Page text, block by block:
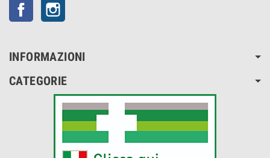
Facebook
INFORMAZIONI
CATEGORIE